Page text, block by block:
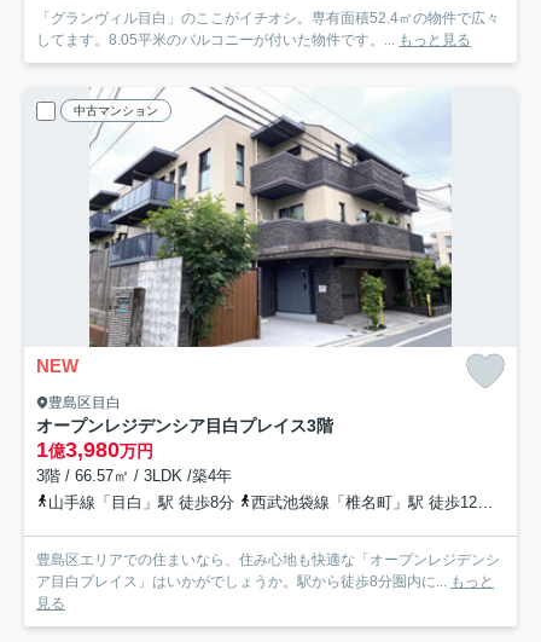
「グランヴィル目白」のここがイチオシ。専有面積52.4㎡の物件で広々
してます。8.05平米のバルコニーが付いた物件です。... もっと見る
中古マンション
NEW
豊島区目白
オープンレジデンシア目白プレイス3階
1億3,980万円
3階 / 66.57㎡ / 3LDK /築4年
山手線「目白」駅 徒歩8分
西武池袋線「椎名町」駅 徒歩12分
豊島区エリアでの住まいなら、住み心地も快適な「オープンレジデンシ
ア目白プレイス」はいかがでしょうか。駅から徒歩8分圏内に... もっと
見る